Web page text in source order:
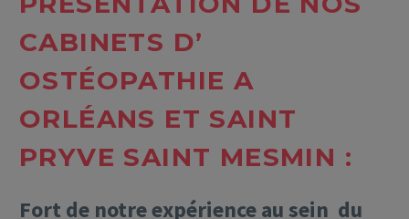
CABINETS D’
OSTÉOPATHIE A
ORLÉANS ET SAINT
PRYVE SAINT MESMIN :
Fort de notre expérience au sein du